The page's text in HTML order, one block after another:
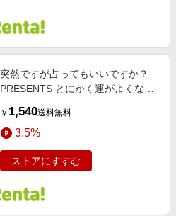
突然ですが占ってもいいですか？
PRESENTS とにかく運がよくなる
￥ 1,540送料無料
3.5%
ストアにすすむ